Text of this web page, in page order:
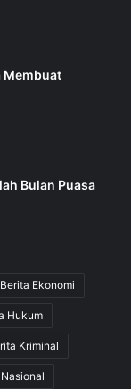
Membuat
Bulan Puasa
Berita Ekonomi
Hukum
Kriminal